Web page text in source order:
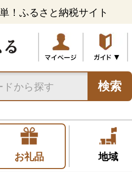
！ふるさと納税サイト
検索
お礼品 地域